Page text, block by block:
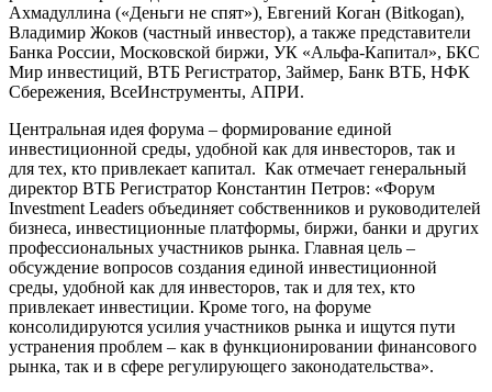
Ахмадуллина («Деньги не спят»), Евгений Коган (Bitkogan),
Владимир Жоков (частный инвестор), а также представители
Банка России, Московской биржи, УК «Альфа-Капитал», БКС
Мир инвестиций, ВТБ Регистратор, Займер, Банк ВТБ, НФК
Сбережения, ВсеИнструменты, АПРИ.
Центральная идея форума – формирование единой
инвестиционной среды, удобной как для инвесторов, так и
для тех, кто привлекает капитал. Как отмечает генеральный
директор ВТБ Регистратор Константин Петров: «Форум
Investment Leaders объединяет собственников и руководителей
бизнеса, инвестиционные платформы, биржи, банки и других
профессиональных участников рынка. Главная цель –
обсуждение вопросов создания единой инвестиционной
среды, удобной как для инвесторов, так и для тех, кто
привлекает инвестиции. Кроме того, на форуме
консолидируются усилия участников рынка и ищутся пути
устранения проблем – как в функционировании финансового
рынка, так и в сфере регулирующего законодательства».